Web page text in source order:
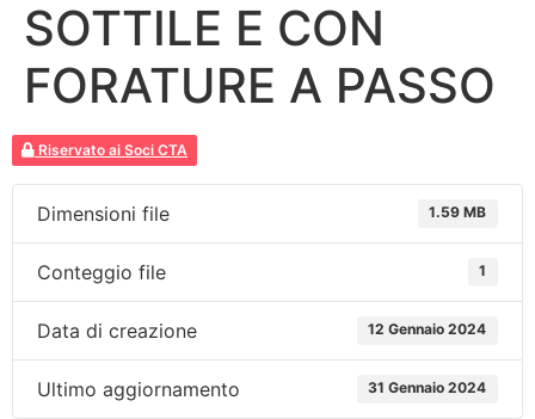
SOTTILE E CON
FORATURE A PASSO
Riservato ai Soci CTA
Dimensioni file 1.59 MB
Conteggio file 1
Data di creazione 12 Gennaio 2024
Ultimo aggiornamento 31 Gennaio 2024